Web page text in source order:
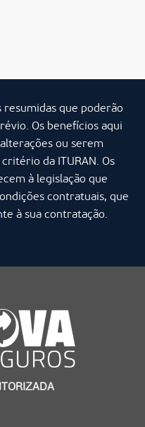
que poderão
Os benefícios aqui
ou serem
da ITURAN. Os
à legislação que
contratuais, que
à sua contratação.